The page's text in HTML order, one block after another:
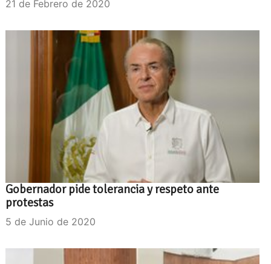
21 de Febrero de 2020
Gobernador pide tolerancia y respeto ante
protestas
5 de Junio de 2020